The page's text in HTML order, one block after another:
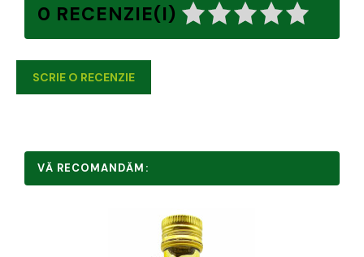
0 RECENZIE(I)
SCRIE O RECENZIE
VĂ RECOMANDĂM: